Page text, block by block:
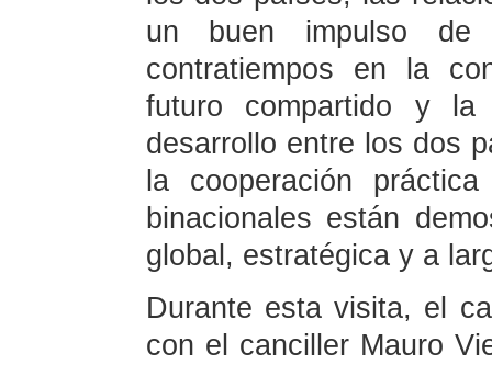
un buen impulso de
contratiempos en la
futuro compartido y la
desarrollo entre los dos
la cooperación
binacionales están
global, estratégica y a
Durante esta visita, el
con el canciller Mauro